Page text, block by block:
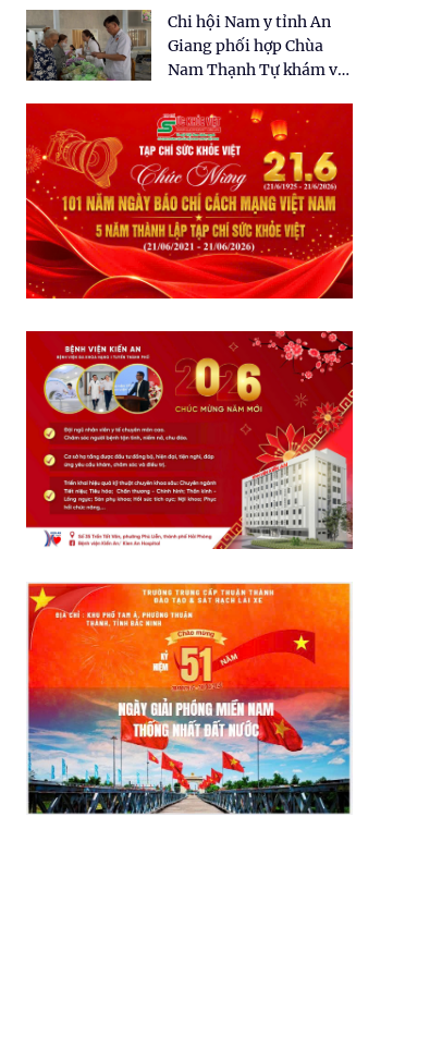
dân tại xã Tân Tập
Chi hội Nam y tỉnh An
Giang phối hợp Chùa
Nam Thạnh Tự khám và
nhân dân